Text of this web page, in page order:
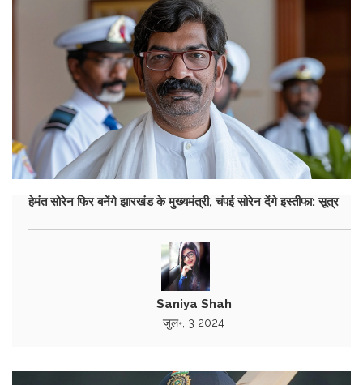
हेमंत सोरेन फिर बनेंगे झारखंड के मुख्यमंत्री, चंपई सोरेन देंगे इस्तीफा: सूत्र
Saniya Shah
जुल॰, 3 2024